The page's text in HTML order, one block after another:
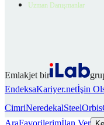
Uzman Danışmanlar
Emlakjet bir
EndeksaKariyer.netİşin
CimriNeredekalSteelOrbis